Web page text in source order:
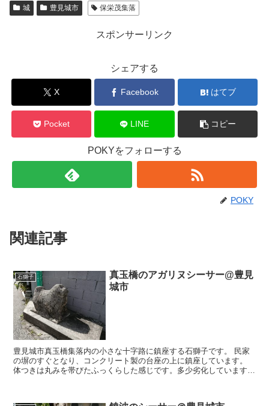
城 豊見城市 保栄茂集落
スポンサーリンク
シェアする
X Facebook はてブ
Pocket LINE コピー
POKYをフォローする
POKY
関連記事
石獅子
真玉橋のアガリヌシーサー@豊見
城市
豊見城市真玉橋集落内の小さな十字路に鎮座する石獅子です。 民家
の塀のすぐとなり、コンクリート製の台座の上に鎮座しています。
体つきは丸みを帯びたふっくらした感じです。多少劣化しています